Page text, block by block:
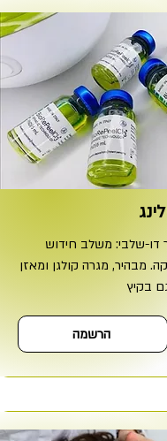
דו-שלבי: משלב חידוש
מבהיר, מגרה קולגן ומאזן
הרשמה